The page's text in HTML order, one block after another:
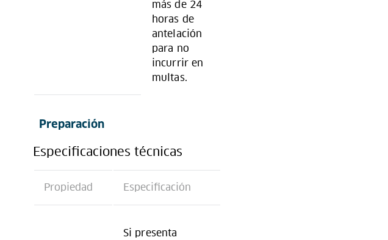
más de 24
horas de
antelación
para no
incurrir en
multas.
Preparación
Especificaciones técnicas
Propiedad Especificación
Si presenta